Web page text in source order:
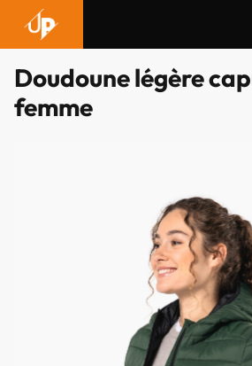
contenu
Doudoune légère
femme